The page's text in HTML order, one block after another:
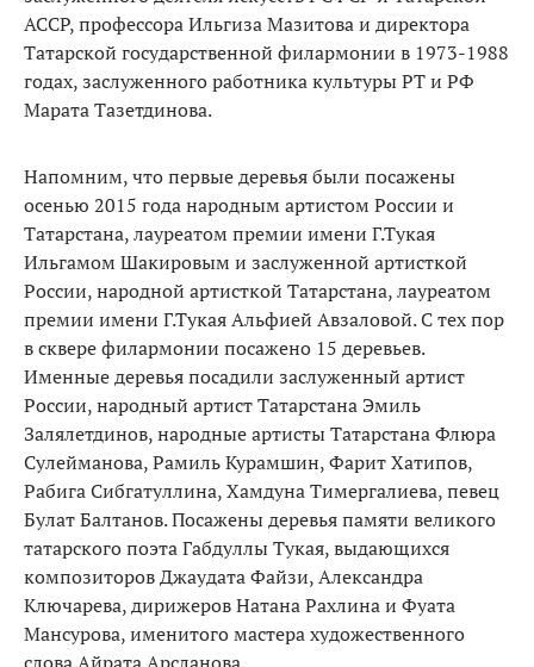
АССР, профессора Ильгиза Мазитова и директора
Татарской государственной филармонии в 1973-1988
годах, заслуженного работника культуры РТ и РФ
Марата Тазетдинова.
Напомним, что первые деревья были посажены
осенью 2015 года народным артистом России и
Татарстана, лауреатом премии имени Г.Тукая
Ильгамом Шакировым и заслуженной артисткой
России, народной артисткой Татарстана, лауреатом
премии имени Г.Тукая Альфией Авзаловой. С тех пор
в сквере филармонии посажено 15 деревьев.
Именные деревья посадили заслуженный артист
России, народный артист Татарстана Эмиль
Залялетдинов, народные артисты Татарстана Флюра
Сулейманова, Рамиль Курамшин, Фарит Хатипов,
Рабига Сибгатуллина, Хамдуна Тимергалиева, певец
Булат Балтанов. Посажены деревья памяти великого
татарского поэта Габдуллы Тукая, выдающихся
композиторов Джаудата Файзи, Александра
Ключарева, дирижеров Натана Рахлина и Фуата
Мансурова, именитого мастера художественного